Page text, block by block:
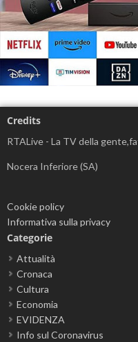
Credits
RTALive - La TV della
Nocera Inferiore (SA)
Cookie policy
Informativa sulla privacy
Categorie
Attualità
Cronaca
Cultura
Economia
EVIDENZA
Info sul Coronavirus